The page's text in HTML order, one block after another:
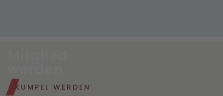
KUMPEL WERDEN